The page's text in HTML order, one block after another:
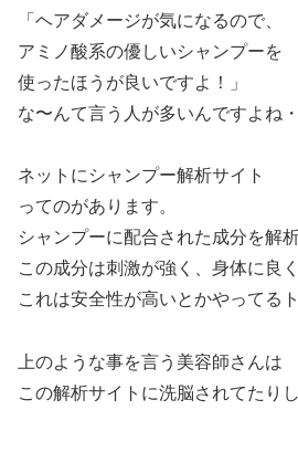
「ヘアダメージが気になるので、
アミノ酸系の優しいシャンプーを
使ったほうが良いですよ！」
な〜んて言う人が多いんですよね・
ネットにシャンプー解析サイト
ってのがあります。
シャンプーに配合された成分を解
この成分は刺激が強く、身体に良
これは安全性が高いとかやってるト
上のような事を言う美容師さんは
この解析サイトに洗脳されてたりし